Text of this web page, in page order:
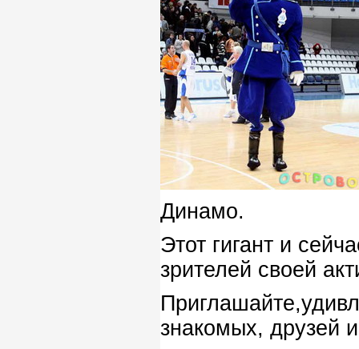
Динамо.
Этот гигант и
зрителей своей
знакомых, друзей